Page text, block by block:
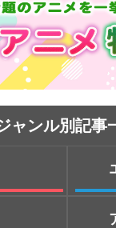
ャンル別記事